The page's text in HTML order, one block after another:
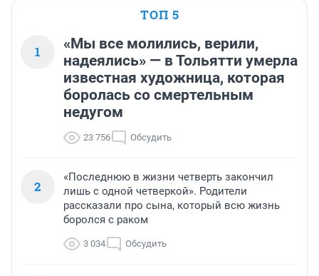
ТОП 5
1
«Мы все молились, верили,
надеялись» — в Тольятти умерла
известная художница, которая
боролась со смертельным
недугом
23 756 Обсудить
2
«Последнюю в жизни четверть закончил
лишь с одной четверкой». Родители
рассказали про сына, который всю жизнь
боролся с раком
3 034 Обсудить